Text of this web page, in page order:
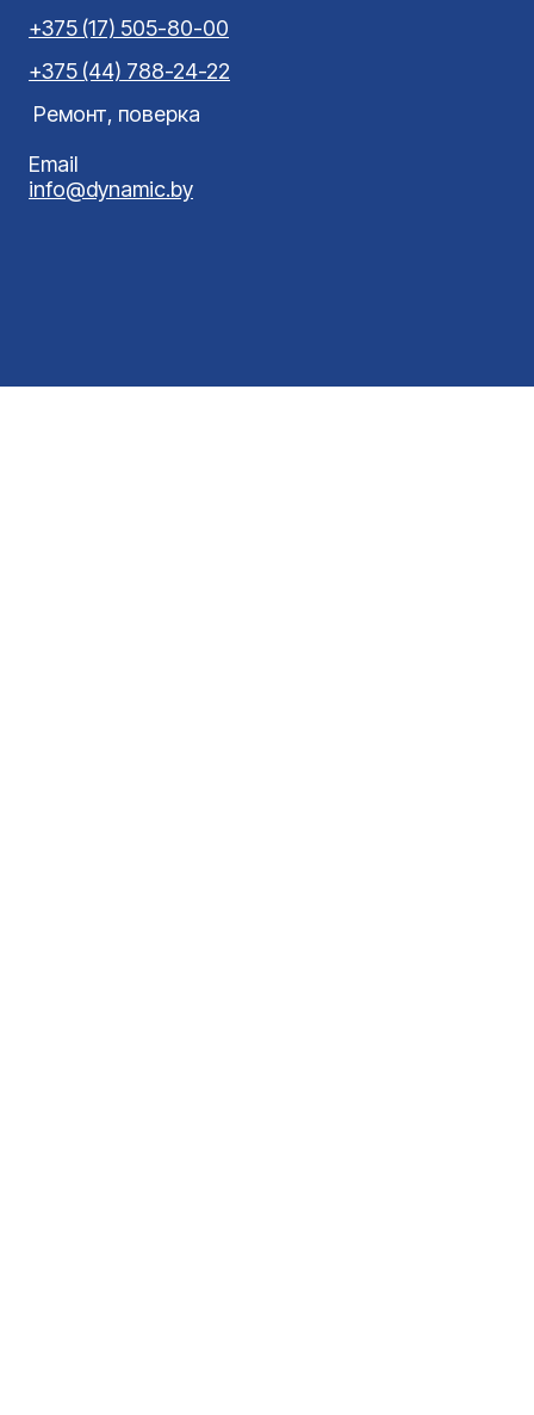
+375 (17) 505-80-00
+375 (44) 788-24-22
Ремонт, поверка
Email
info@dynamic.by